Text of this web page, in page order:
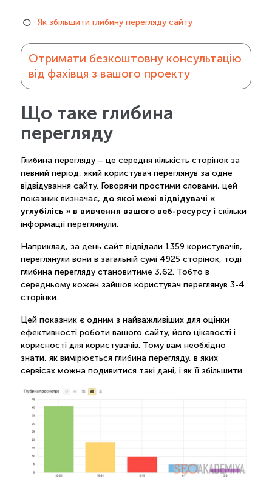
Як збільшити глибину перегляду сайту
Отримати безкоштовну консультацію
від фахівця з вашого проекту
Що таке глибина
перегляду
Глибина перегляду – це середня кількість сторінок за
певний період, який користувач переглянув за одне
відвідування сайту. Говорячи простими словами, цей
показник визначає, до якої межі відвідувачі «
углубілісь » в вивчення вашого веб-ресурсуі скільки
інформації переглянули.
Наприклад, за день сайт відвідали 1359 користувачів,
переглянули вони в загальній сумі 4925 сторінок, тоді
глибина перегляду становитиме 3,62. Тобто в
середньому кожен зайшов користувач переглянув 3-4
сторінки.
Цей показник є одним з найважливіших для оцінки
ефективності роботи вашого сайту, його цікавості і
корисності для користувачів. Тому вам необхідно
знати, як вимірюється глибина перегляду, в яких
сервісах можна подивитися такі дані, і як її збільшити.